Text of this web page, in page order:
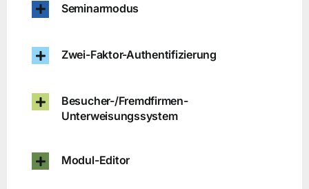
Seminarmodus
Zwei-Faktor-Authentifizierung
Besucher-/Fremdfirmen-
Unterweisungssystem
Modul-Editor